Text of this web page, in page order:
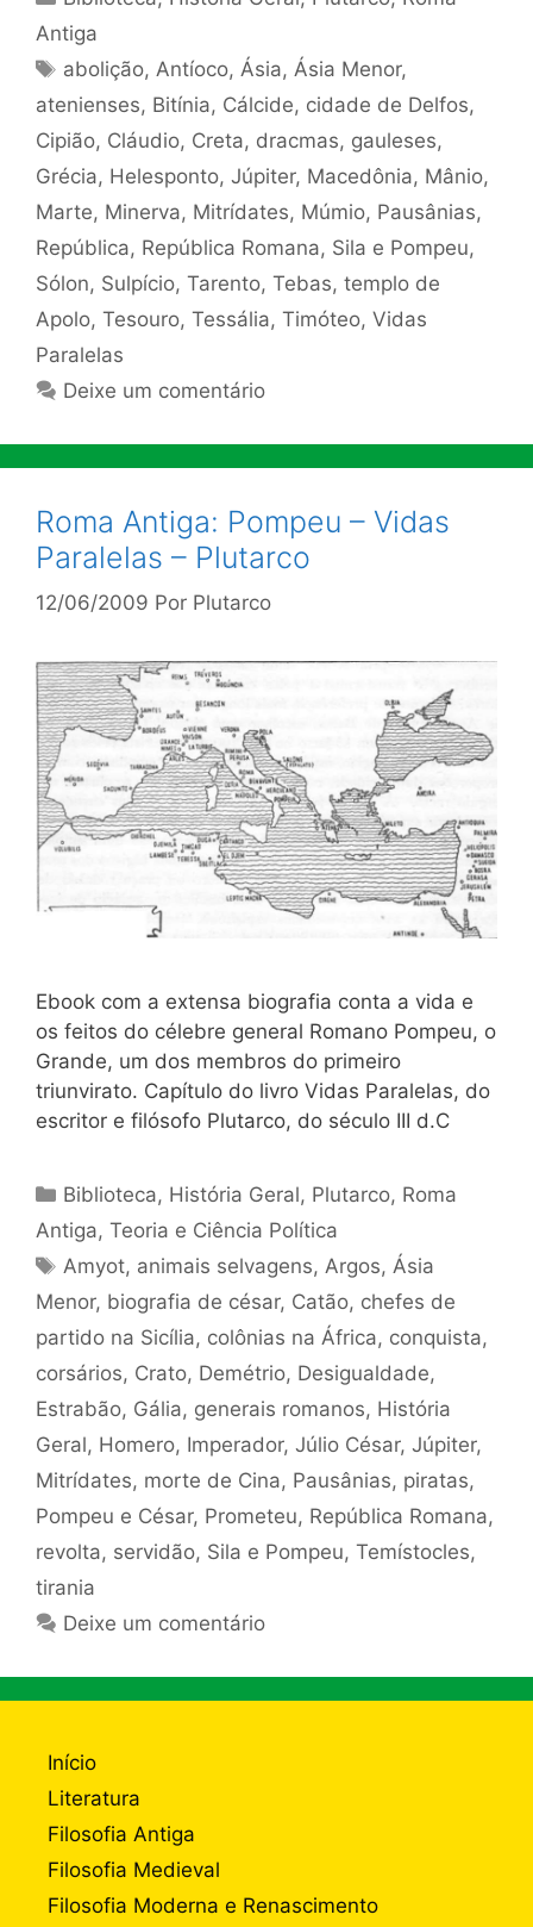
Antiga
Tags
abolição, Antíoco, Ásia, Ásia Menor,
atenienses, Bitínia, Cálcide, cidade de Delfos,
Cipião, Cláudio, Creta, dracmas, gauleses,
Grécia, Helesponto, Júpiter, Macedônia, Mânio,
Marte, Minerva, Mitrídates, Múmio, Pausânias,
República, República Romana, Sila e Pompeu,
Sólon, Sulpício, Tarento, Tebas, templo de
Apolo, Tesouro, Tessália, Timóteo, Vidas
Paralelas
Deixe um comentário
Roma Antiga: Pompeu – Vidas
Paralelas – Plutarco
12/06/2009 Por Plutarco
Ebook com a extensa biografia conta a vida e
os feitos do célebre general Romano Pompeu, o
Grande, um dos membros do primeiro
triunvirato. Capítulo do livro Vidas Paralelas, do
escritor e filósofo Plutarco, do século III d.C
Categorias
Biblioteca, História Geral, Plutarco, Roma
Antiga, Teoria e Ciência Política
Tags
Amyot, animais selvagens, Argos, Ásia
Menor, biografia de césar, Catão, chefes de
partido na Sicília, colônias na África, conquista,
corsários, Crato, Demétrio, Desigualdade,
Estrabão, Gália, generais romanos, História
Geral, Homero, Imperador, Júlio César, Júpiter,
Mitrídates, morte de Cina, Pausânias, piratas,
Pompeu e César, Prometeu, República Romana,
revolta, servidão, Sila e Pompeu, Temístocles,
tirania
Deixe um comentário
Início
Literatura
Filosofia Antiga
Filosofia Medieval
Filosofia Moderna e Renascimento